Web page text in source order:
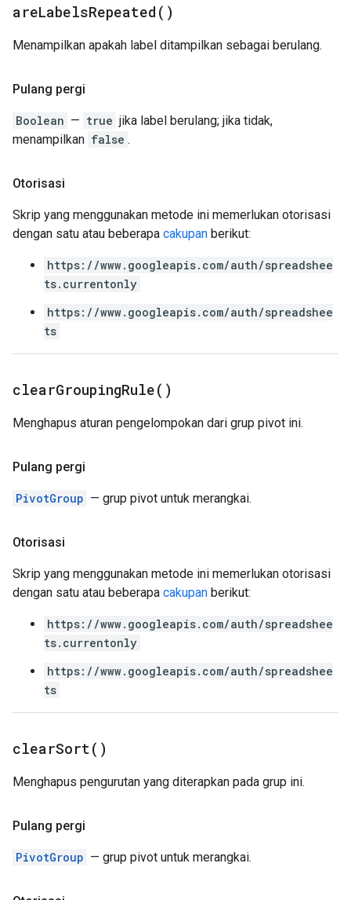
areLabelsRepeated( )
Menampilkan apakah label ditampilkan sebagai berulang.
Pulang pergi
Boolean — true jika label berulang; jika tidak,
menampilkan false .
Otorisasi
Skrip yang menggunakan metode ini memerlukan otorisasi
dengan satu atau beberapa cakupan berikut:
https://www.googleapis.com/auth/spreadshee
ts.currentonly
https://www.googleapis.com/auth/spreadshee
ts
clearGroupingRule( )
Menghapus aturan pengelompokan dari grup pivot ini.
Pulang pergi
PivotGroup — grup pivot untuk merangkai.
Otorisasi
Skrip yang menggunakan metode ini memerlukan otorisasi
dengan satu atau beberapa cakupan berikut:
https://www.googleapis.com/auth/spreadshee
ts.currentonly
https://www.googleapis.com/auth/spreadshee
ts
clearSort( )
Menghapus pengurutan yang diterapkan pada grup ini.
Pulang pergi
PivotGroup — grup pivot untuk merangkai.